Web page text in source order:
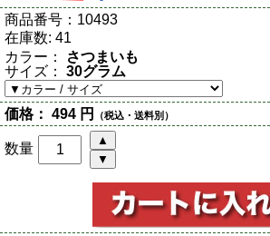
商品番号： 10493
在庫数: 41
カラー：
さつまいも
サイズ：
30グラム
価格： 494 円 （税込・送料別）
数量